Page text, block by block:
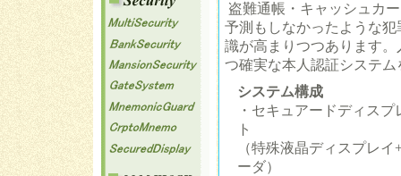
盗難通帳・キャッシュカ
予測もしなかったような
識が高まりつつあります
つ確実な本人認証システ
システム構成
・セキュアードディスプ
ト
（特殊液晶ディスプレイ
ーダ）